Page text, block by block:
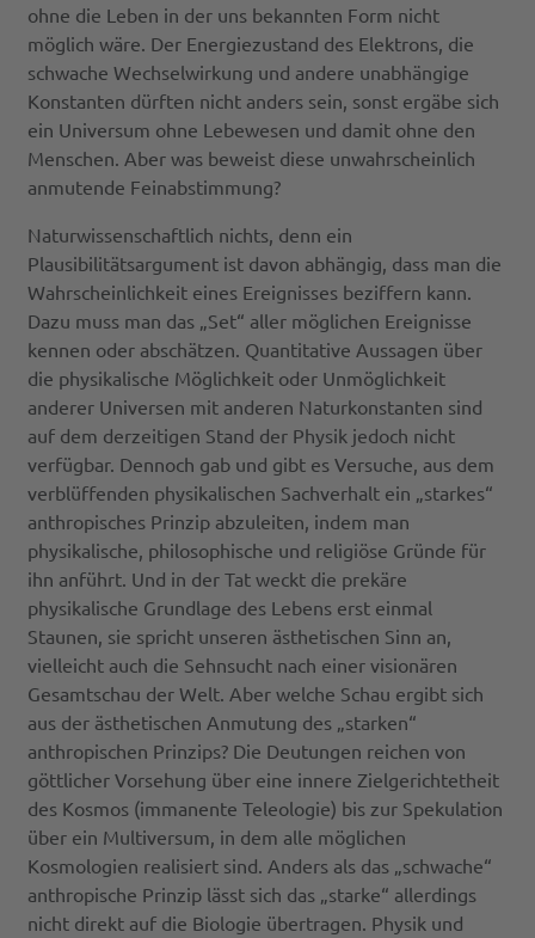
ohne die Leben in der uns bekannten Form nicht
möglich wäre. Der Energiezustand des Elektrons, die
schwache Wechselwirkung und andere unabhängige
Konstanten dürften nicht anders sein, sonst ergäbe sich
ein Universum ohne Lebewesen und damit ohne den
Menschen. Aber was beweist diese unwahrscheinlich
anmutende Feinabstimmung?
Naturwissenschaftlich nichts, denn ein
Plausibilitätsargument ist davon abhängig, dass man die
Wahrscheinlichkeit eines Ereignisses beziffern kann.
Dazu muss man das „Set“ aller möglichen Ereignisse
kennen oder abschätzen. Quantitative Aussagen über
die physikalische Möglichkeit oder Unmöglichkeit
anderer Universen mit anderen Naturkonstanten sind
auf dem derzeitigen Stand der Physik jedoch nicht
verfügbar. Dennoch gab und gibt es Versuche, aus dem
verblüffenden physikalischen Sachverhalt ein „starkes“
anthropisches Prinzip abzuleiten, indem man
physikalische, philosophische und religiöse Gründe für
ihn anführt. Und in der Tat weckt die prekäre
physikalische Grundlage des Lebens erst einmal
Staunen, sie spricht unseren ästhetischen Sinn an,
vielleicht auch die Sehnsucht nach einer visionären
Gesamtschau der Welt. Aber welche Schau ergibt sich
aus der ästhetischen Anmutung des „starken“
anthropischen Prinzips? Die Deutungen reichen von
göttlicher Vorsehung über eine innere Zielgerichtetheit
des Kosmos (immanente Teleologie) bis zur Spekulation
über ein Multiversum, in dem alle möglichen
Kosmologien realisiert sind. Anders als das „schwache“
anthropische Prinzip lässt sich das „starke“ allerdings
nicht direkt auf die Biologie übertragen. Physik und